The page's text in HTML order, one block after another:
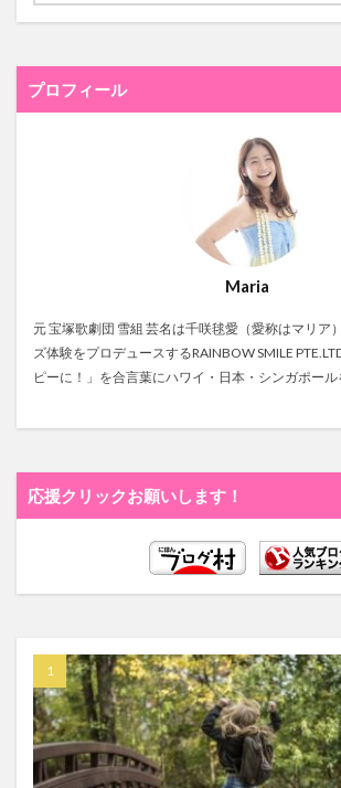
プロフィール
Maria
元 宝塚歌劇団 雪組 芸名は千咲毬愛（愛称はマリア
ズ体験をプロデュースするRAINBOW SMILE
ピーに！」を合言葉にハワイ・日本・シンガポー
応援クリックお願いします！